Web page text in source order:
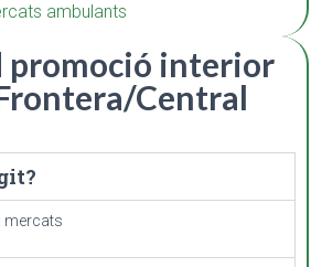
ambulants
promoció interior
Central
mercats